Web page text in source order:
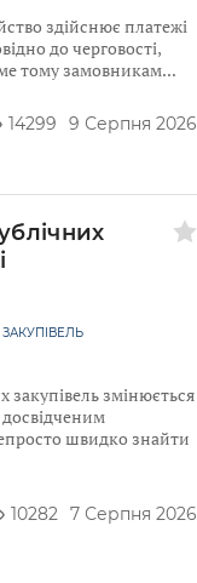
здійснює платежі
до черговості,
тому замовникам
14299 9 Серпня 2026
закупівель змінюється
швидко знайти
10282 7 Серпня 2026